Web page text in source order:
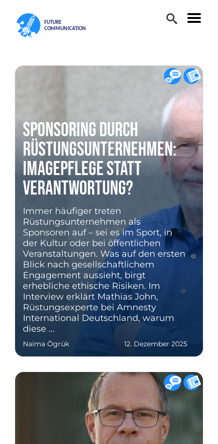
Sponsoring durch
Rüstungsunternehmen:
Imagepflege statt
Verantwortung?
Immer häufiger treten
Rüstungsunternehmen als
Sponsoren auf – sei es im Sport, in
der Kultur oder bei öffentlichen
Veranstaltungen. Was auf den ersten
Blick nach gesellschaftlichem
Engagement aussieht, birgt
erhebliche ethische Risiken. Im
Interview erklärt Mathias John,
Rüstungsexperte bei Amnesty
International Deutschland, warum
diese ...
Naima Ögrük 12. Dezember 2025